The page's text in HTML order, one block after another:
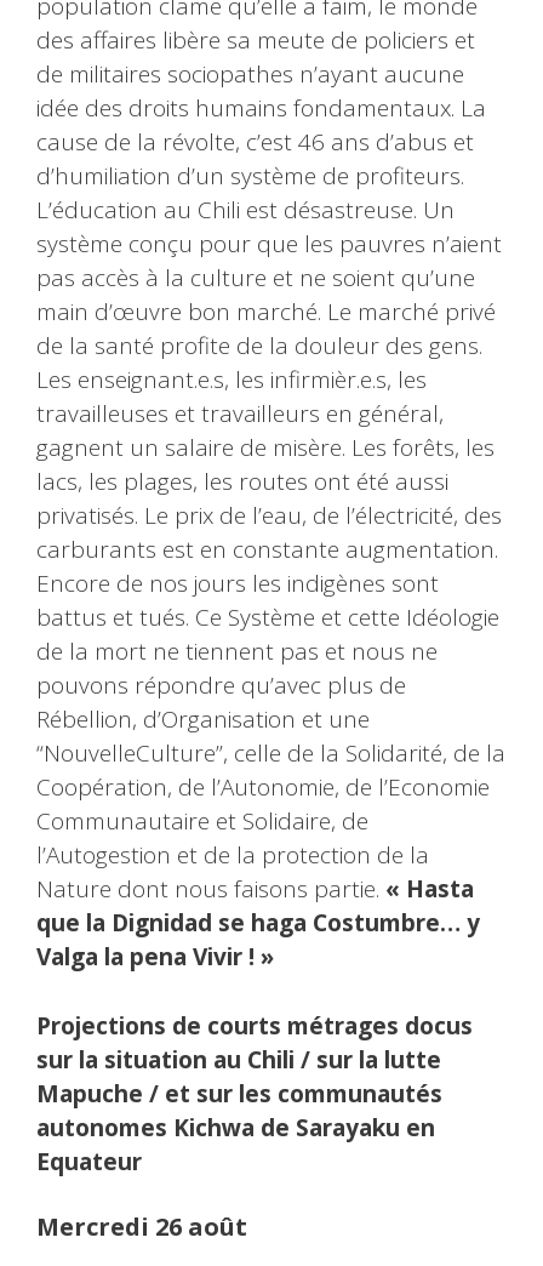
population clame qu’elle a faim, le monde
des affaires libère sa meute de policiers et
de militaires sociopathes n’ayant aucune
idée des droits humains fondamentaux. La
cause de la révolte, c’est 46 ans d’abus et
d’humiliation d’un système de profiteurs.
L’éducation au Chili est désastreuse. Un
système conçu pour que les pauvres n’aient
pas accès à la culture et ne soient qu’une
main d’œuvre bon marché. Le marché privé
de la santé profite de la douleur des gens.
Les enseignant.e.s, les infirmièr.e.s, les
travailleuses et travailleurs en général,
gagnent un salaire de misère. Les forêts, les
lacs, les plages, les routes ont été aussi
privatisés. Le prix de l’eau, de l’électricité, des
carburants est en constante augmentation.
Encore de nos jours les indigènes sont
battus et tués. Ce Système et cette Idéologie
de la mort ne tiennent pas et nous ne
pouvons répondre qu’avec plus de
Rébellion, d’Organisation et une
“NouvelleCulture”, celle de la Solidarité, de la
Coopération, de l’Autonomie, de l’Economie
Communautaire et Solidaire, de
l’Autogestion et de la protection de la
Nature dont nous faisons partie. « Hasta
que la Dignidad se haga Costumbre… y
Valga la pena Vivir ! »
Projections de courts métrages docus
sur la situation au Chili / sur la lutte
Mapuche / et sur les communautés
autonomes Kichwa de Sarayaku en
Equateur
Mercredi 26 août